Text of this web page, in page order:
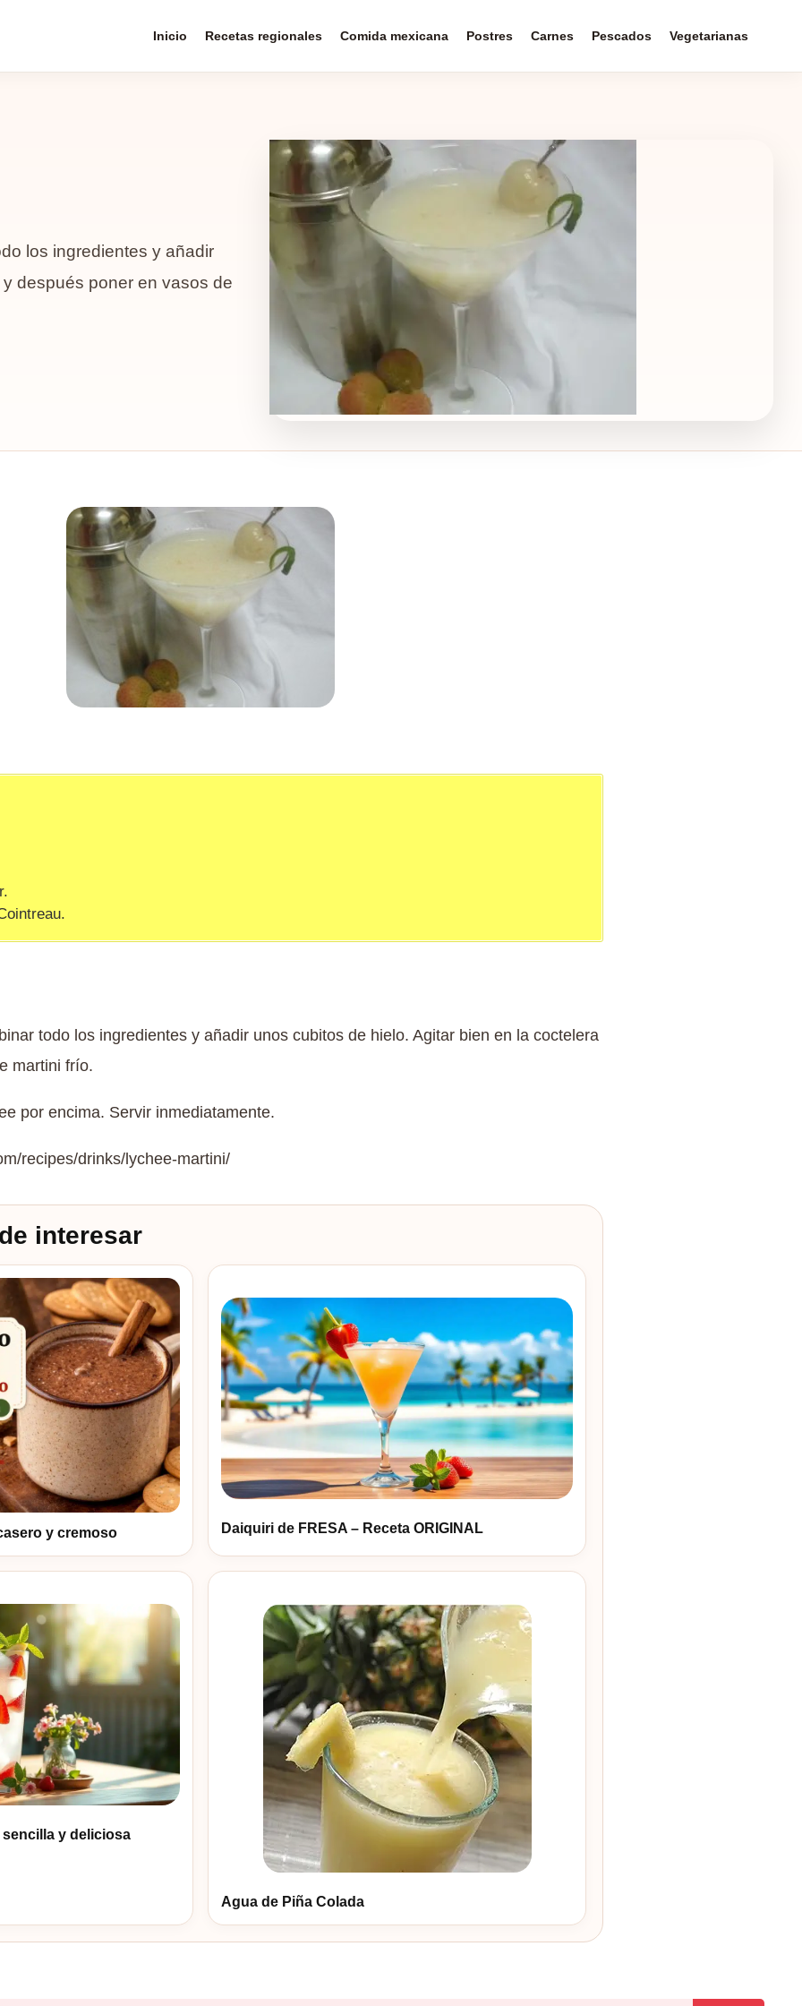
Inicio Recetas regionales Comida mexicana Postres Carnes Pescados Vegetarianas
los ingredientes y añadir
después poner en vasos de
todo los ingredientes y añadir unos cubitos de hielo. Agitar bien en la coctelera
martini frío.
por encima. Servir inmediatamente.
recipes/drinks/lychee-martini/
interesar
y cremoso Daiquiri de FRESA – Receta ORIGINAL
y deliciosa
Agua de Piña Colada